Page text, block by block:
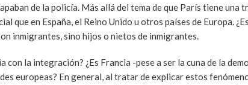
de la policía. Más allá del tema de que París tiene
que en España, el Reino Unido u otros países de Europa.
inmigrantes, sino hijos o nietos de inmigrantes.
con la integración? ¿Es Francia -pese a ser la cuna de la
europeas? En general, al tratar de explicar estos